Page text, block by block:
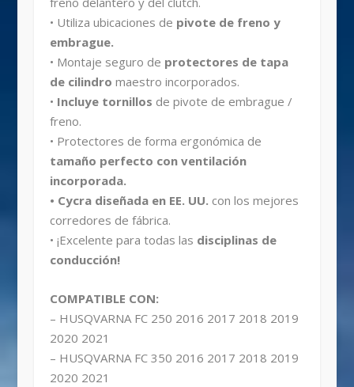
• Utiliza ubicaciones de pivote de freno y
embrague.
• Montaje seguro de protectores de tapa
de cilindro maestro incorporados.
• Incluye tornillos de pivote de embrague /
freno.
• Protectores de forma ergonómica de
tamaño perfecto con ventilación
incorporada.
• Cycra diseñada en EE. UU. con los mejores
corredores de fábrica.
• ¡Excelente para todas las disciplinas de
conducción!
COMPATIBLE CON:
– HUSQVARNA FC 250 2016 2017 2018 2019
2020 2021
– HUSQVARNA FC 350 2016 2017 2018 2019
2020 2021